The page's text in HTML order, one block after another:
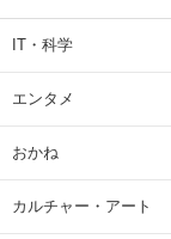
IT・科学
エンタメ
おかね
カルチャー・アート